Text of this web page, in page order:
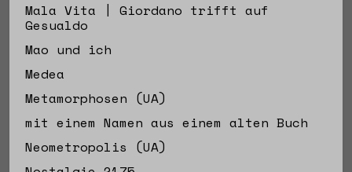
Mala Vita | Giordano trifft auf
Gesualdo
Mao und ich
Medea
Metamorphosen (UA)
mit einem Namen aus einem alten Buch
Neometropolis (UA)